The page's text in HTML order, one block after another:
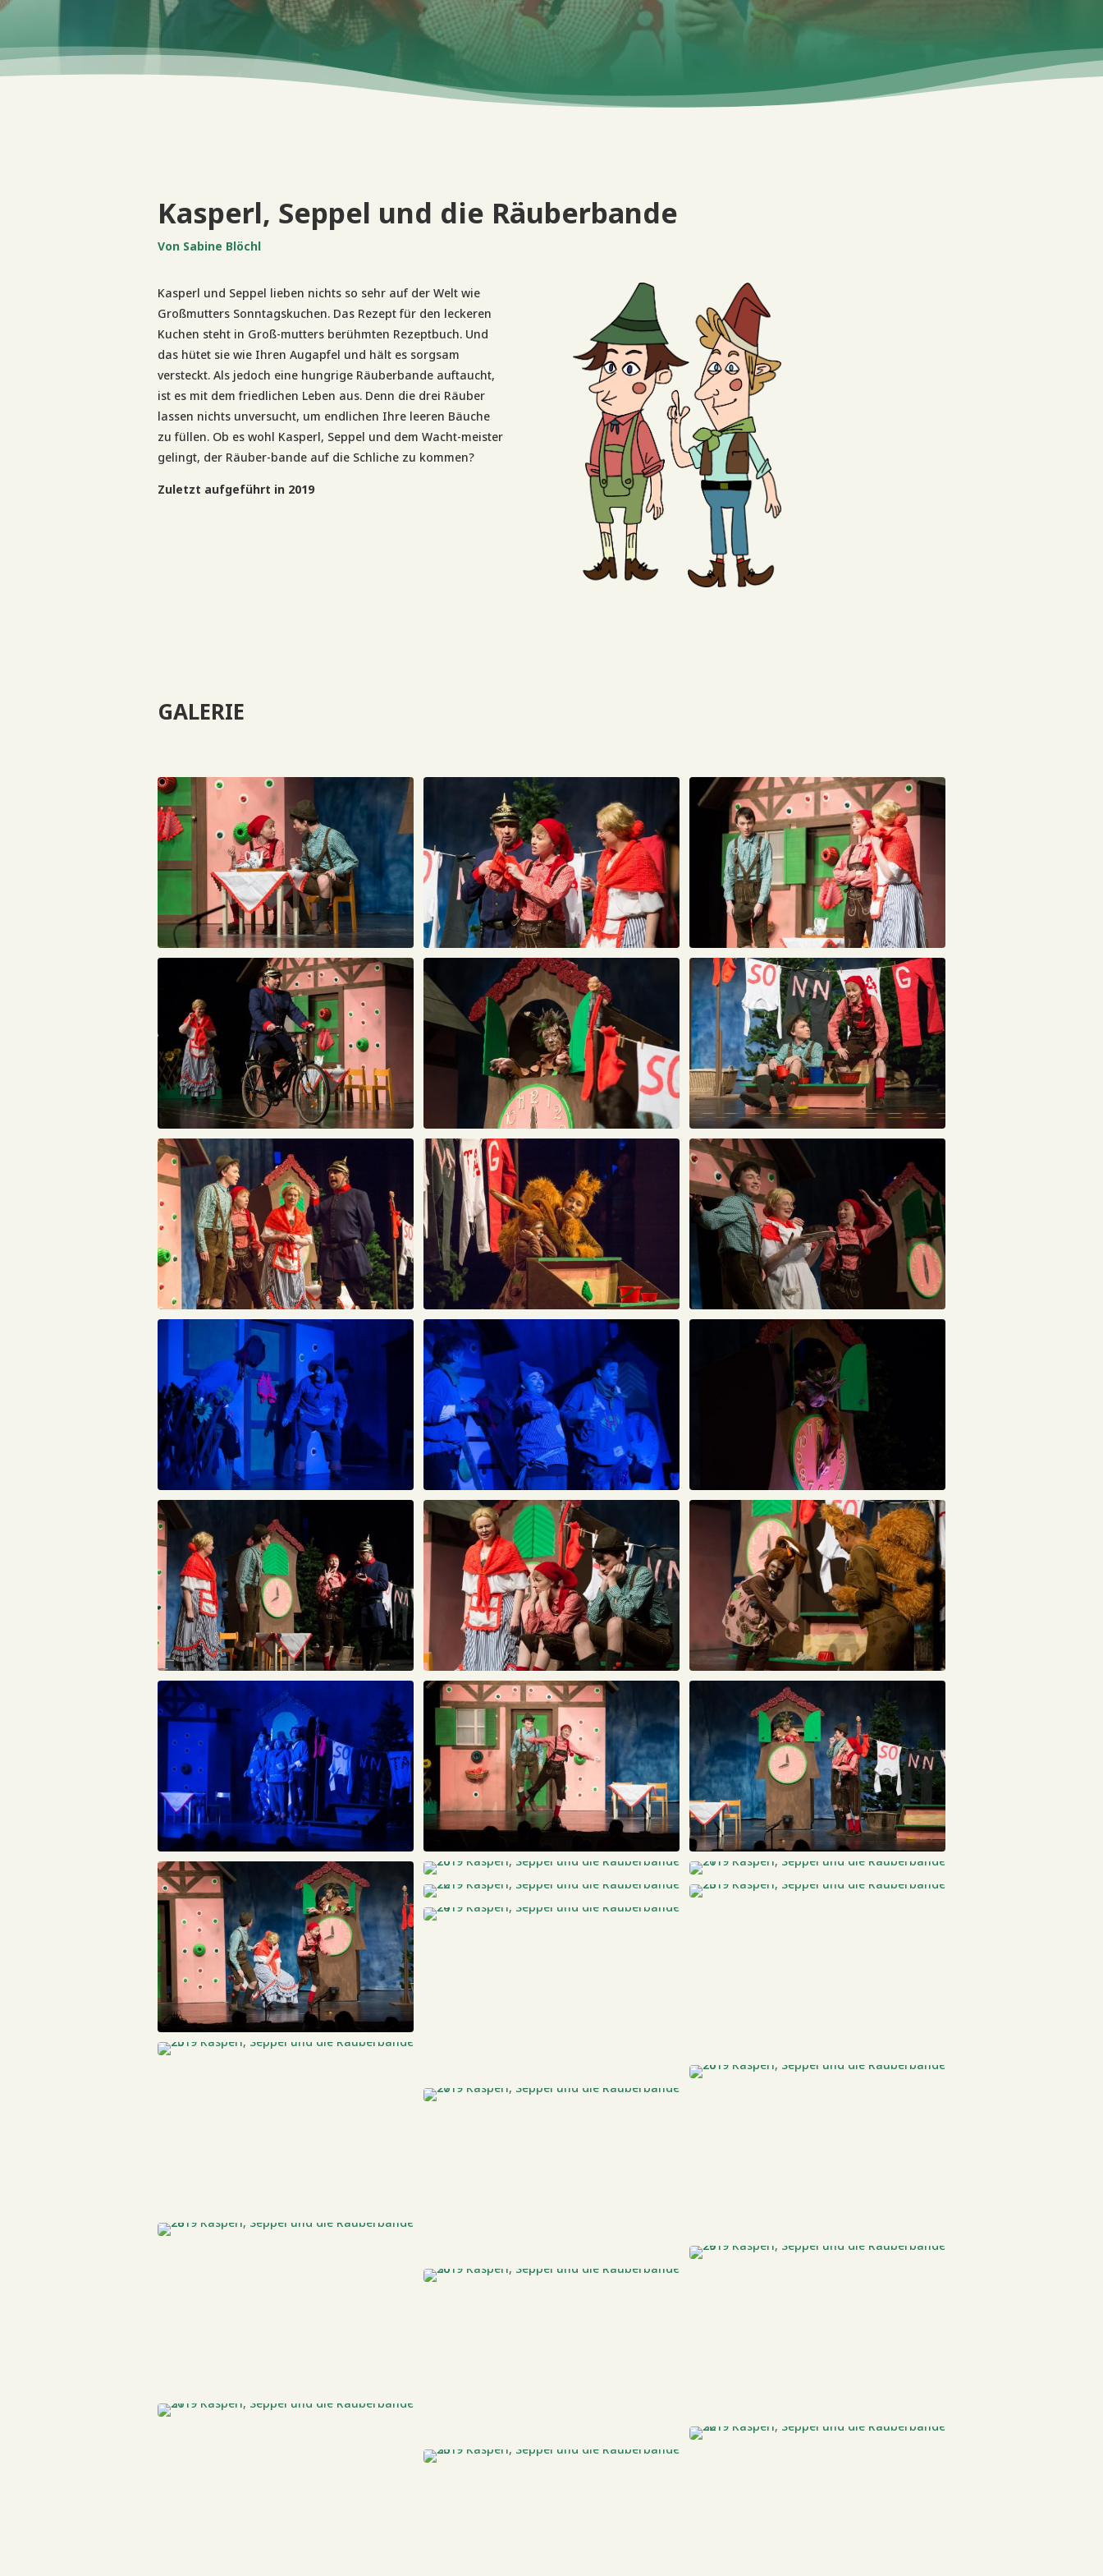
Kasperl, Seppel und die Räuberbande
Von Sabine Blöchl
Kasperl und Seppel lieben nichts so sehr auf der Welt wie
Großmutters Sonntagskuchen. Das Rezept für den leckeren
Kuchen steht in Groß-mutters berühmten Rezeptbuch. Und
das hütet sie wie Ihren Augapfel und hält es sorgsam
versteckt. Als jedoch eine hungrige Räuberbande auftaucht,
ist es mit dem friedlichen Leben aus. Denn die drei Räuber
lassen nichts unversucht, um endlichen Ihre leeren Bäuche
zu füllen. Ob es wohl Kasperl, Seppel und dem Wacht-meister
gelingt, der Räuber-bande auf die Schliche zu kommen?
Zuletzt aufgeführt in 2019
GALERIE